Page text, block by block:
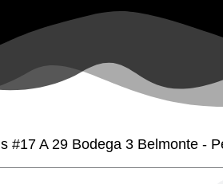
#17 A 29 Bodega 3 Belmonte -